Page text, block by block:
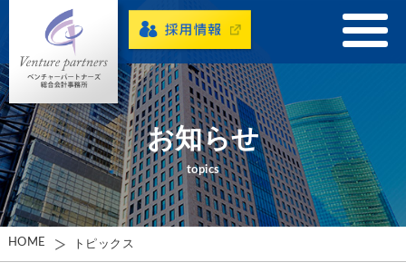
お知らせ
topics
HOME トピックス